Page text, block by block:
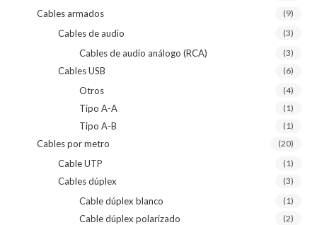
Cables armados (9)
Cables de audio (3)
Cables de audio análogo (RCA) (3)
Cables USB (6)
Otros (4)
Tipo A-A (1)
Tipo A-B (1)
Cables por metro (20)
Cable UTP (1)
Cables dúplex (3)
Cable dúplex blanco (1)
Cable dúplex polarizado (2)